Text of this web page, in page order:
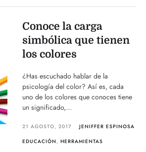
Conoce la carga
simbólica que tienen
los colores
¿Has escuchado hablar de la
psicología del color? Así es, cada
uno de los colores que conoces tiene
un significado,...
21 AGOSTO, 2017
JENIFFER ESPINOSA
EDUCACIÓN ,HERRAMIENTAS